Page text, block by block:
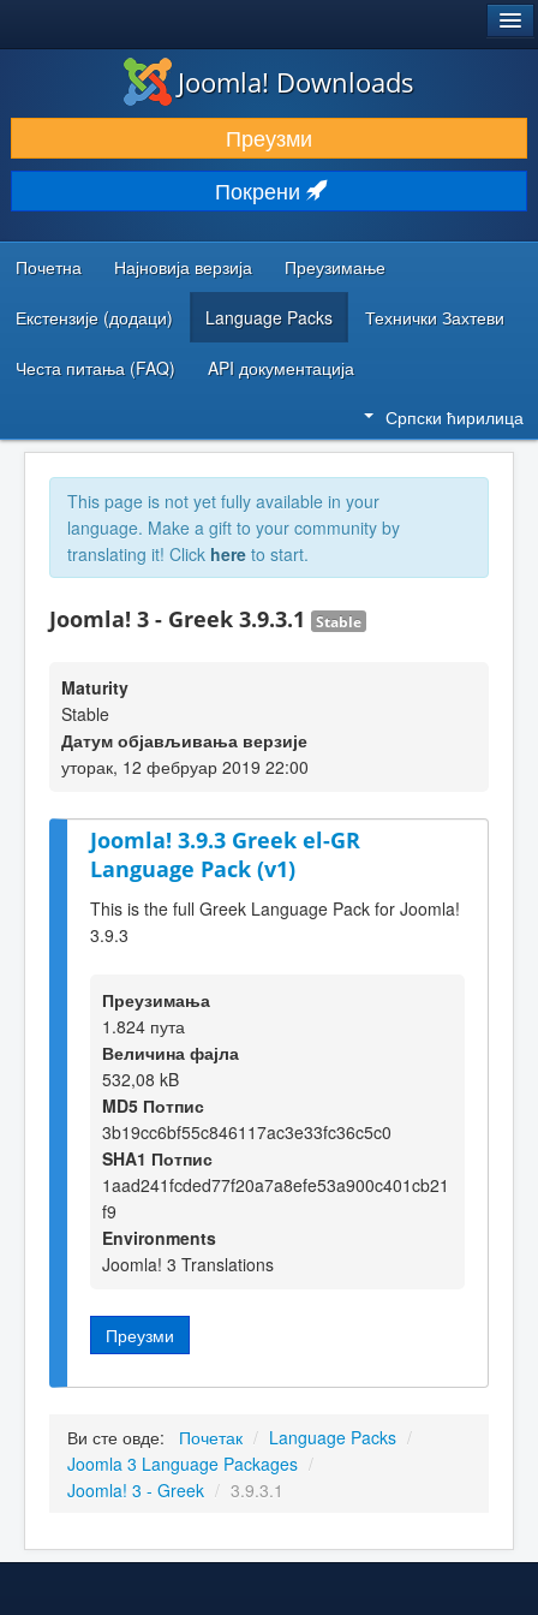
ПРЕУЗИМАЊЕ И ПРОШИРЕЊА (ЕКСТЕНЗИЈЕ)
ОТКРИЈТЕ И НАУЧИТЕ
ЗАЈЕДНИЦА И ПОДРШКА
РЕСУРСИ ЗА РАЗВОЈ
Joomla! Downloads
Преузми
Покрени
Почетна Најновија верзија Преузимање
Екстензије (додаци) Language Packs Технички Захтеви
Честа питања (FAQ) API документација
Српски ћирилица
This page is not yet fully available in your
language. Make a gift to your community by
translating it! Click here to start.
Joomla! 3 - Greek 3.9.3.1 Stable
Maturity
Stable
Датум објављивања верзије
уторак, 12 фебруар 2019 22:00
Joomla! 3.9.3 Greek el-GR
Language Pack (v1)
This is the full Greek Language Pack for Joomla!
3.9.3
Преузимања
1.824 пута
Величина фајла
532,08 kB
MD5 Потпис
3b19cc6bf55c846117ac3e33fc36c5c0
SHA1 Потпис
1aad241fcded77f20a7a8efe53a900c401cb21
f9
Environments
Joomla! 3 Translations
Преузми
Ви сте овде: Почетак / Language Packs /
Joomla 3 Language Packages /
Joomla! 3 - Greek / 3.9.3.1